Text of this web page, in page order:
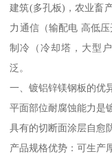
建筑(多孔板)，农业畜
力通信（输配电 高低
制冷（冷却塔，大型
泛。
一、镀铝锌镁钢板的优
平面部位耐腐蚀能力是
具有的切断面涂层自愈
产品规格优势：可生产